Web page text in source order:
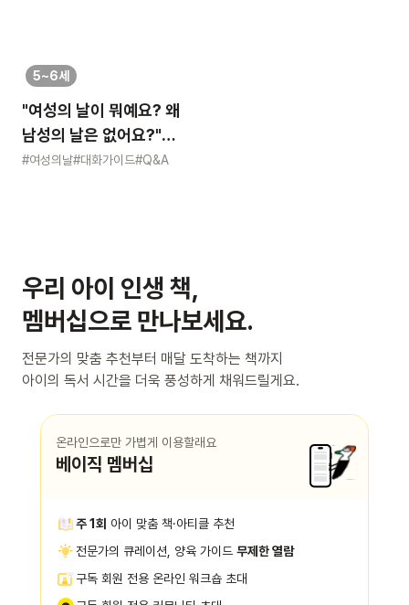
5~6세
"여성의 날이 뭐예요? 왜
남성의 날은 없어요?"
묻는 어린이에게 이렇게
#여성의날#대화가이드#Q&A
우리 아이 인생 책,
멤버십으로 만나보세요.
전문가의 맞춤 추천부터 매달 도착하는 책까지
아이의 독서 시간을 더욱 풍성하게 채워드릴게요.
온라인으로만 가볍게 이용할래요
베이직 멤버십
주 1회 아이 맞춤 책·아티클 추천
전문가의 큐레이션, 양육 가이드 무제한 열람
구독 회원 전용 온라인 워크숍 초대